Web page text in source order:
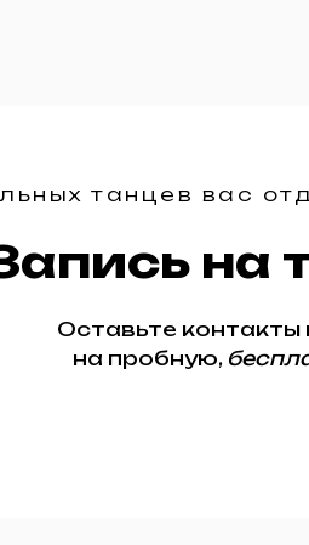
танцев вас
на
Оставьте контакты
на пробную,